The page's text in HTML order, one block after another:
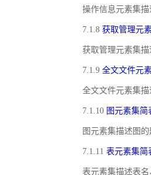
操作信息元素集
7.1.8 获取管理元
获取管理元素集
7.1.9 全文文件元
全文文件元素集
7.1.10 图元素集简
图元素集描述图
7.1.11 表元素集简
表元素集描述表